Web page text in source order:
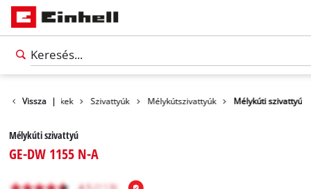
Vissza |
Termékek Szivattyúk Mélykútszivattyúk Mélykúti szivattyú
Mélykúti szivattyú
GE-DW 1155 N-A